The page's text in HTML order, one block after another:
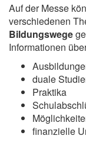
Auf der Messe
verschiedenen
Bildungswege
Informationen
duale
Praktika
finanzielle